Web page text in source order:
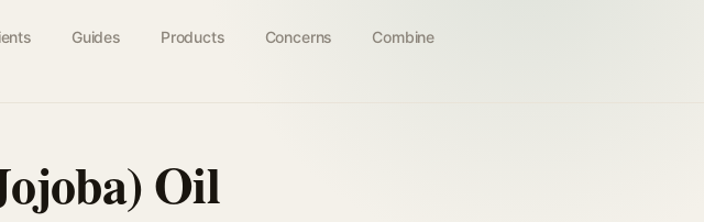
Guides Products Concerns Combine
Oil